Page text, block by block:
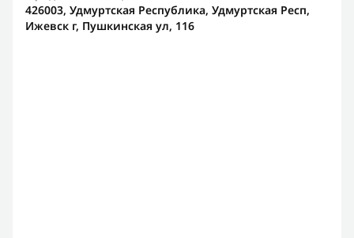
426003, Удмуртская Республика, Удмуртская Респ,
Ижевск г, Пушкинская ул, 116